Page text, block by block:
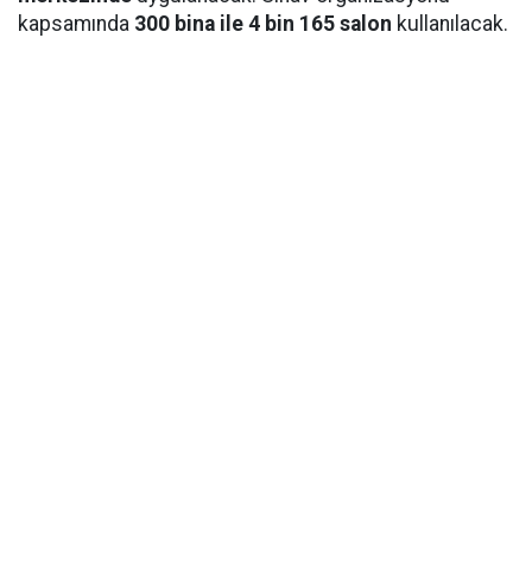
kapsamında 300 bina ile 4 bin 165 salon kullanılacak.